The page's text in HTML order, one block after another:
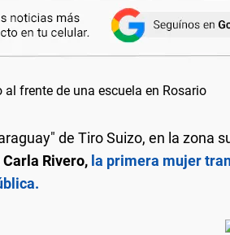
de Tiro Suizo, en la zona
Rivero, la primera mujer